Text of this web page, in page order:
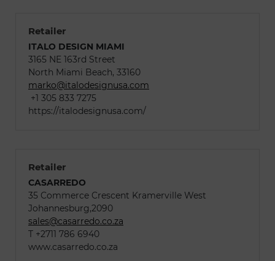
Retailer
ITALO DESIGN MIAMI
3165 NE 163rd Street
North Miami Beach, 33160
marko@italodesignusa.com
+1 305 833 7275
https://italodesignusa.com/
Retailer
CASARREDO
35 Commerce Crescent Kramerville West
Johannesburg,2090
sales@casarredo.co.za
T +2711 786 6940
www.casarredo.co.za